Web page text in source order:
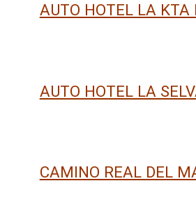
AUTO HOTEL LA KTA
AUTO HOTEL LA
CAMINO REAL DEL